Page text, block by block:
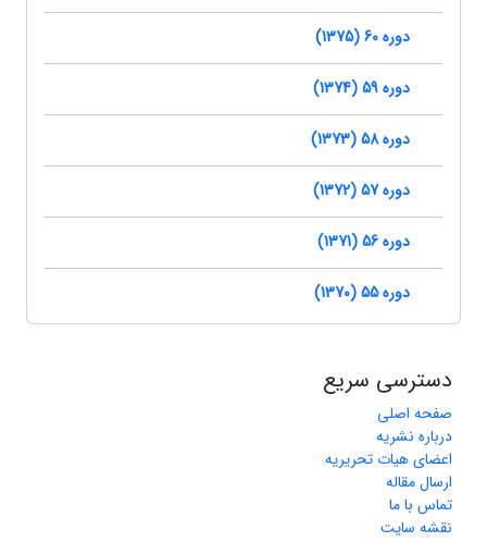
دوره 60 (1375)
دوره 59 (1374)
دوره 58 (1373)
دوره 57 (1372)
دوره 56 (1371)
دوره 55 (1370)
دسترسی سریع
صفحه اصلی
درباره نشریه
اعضای هیات تحریریه
ارسال مقاله
تماس با ما
نقشه سایت